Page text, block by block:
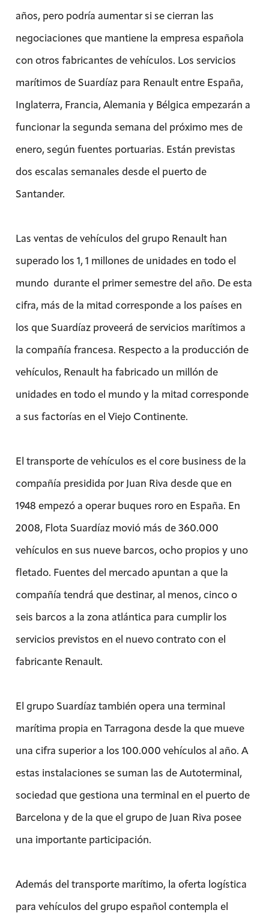
años, pero podría aumentar si se cierran las
negociaciones que mantiene la empresa española
con otros fabricantes de vehículos. Los servicios
marítimos de Suardíaz para Renault entre España,
Inglaterra, Francia, Alemania y Bélgica empezarán a
funcionar la segunda semana del próximo mes de
enero, según fuentes portuarias. Están previstas
dos escalas semanales desde el puerto de
Santander.
Las ventas de vehículos del grupo Renault han
superado los 1, 1 millones de unidades en todo el
mundo durante el primer semestre del año. De esta
cifra, más de la mitad corresponde a los países en
los que Suardíaz proveerá de servicios marítimos a
la compañía francesa. Respecto a la producción de
vehículos, Renault ha fabricado un millón de
unidades en todo el mundo y la mitad corresponde
a sus factorías en el Viejo Continente.
El transporte de vehículos es el core business de la
compañía presidida por Juan Riva desde que en
1948 empezó a operar buques roro en España. En
2008, Flota Suardíaz movió más de 360.000
vehículos en sus nueve barcos, ocho propios y uno
fletado. Fuentes del mercado apuntan a que la
compañía tendrá que destinar, al menos, cinco o
seis barcos a la zona atlántica para cumplir los
servicios previstos en el nuevo contrato con el
fabricante Renault.
El grupo Suardíaz también opera una terminal
marítima propia en Tarragona desde la que mueve
una cifra superior a los 100.000 vehículos al año. A
estas instalaciones se suman las de Autoterminal,
sociedad que gestiona una terminal en el puerto de
Barcelona y de la que el grupo de Juan Riva posee
una importante participación.
Además del transporte marítimo, la oferta logística
para vehículos del grupo español contempla el